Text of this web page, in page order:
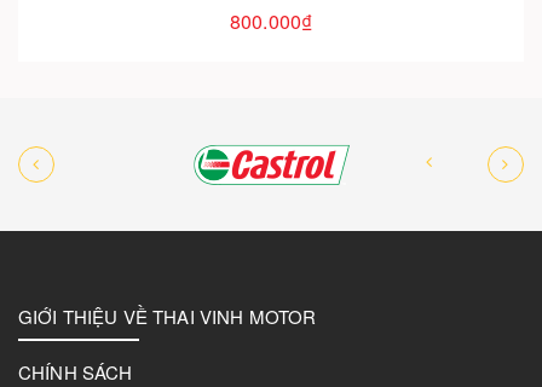
950.000₫
GIỚI THIỆU VỀ THAI VINH MOTOR
CHÍNH SÁCH